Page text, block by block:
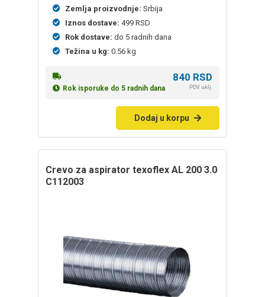
Zemlja proizvodnje: Srbija
Iznos dostave: 499 RSD
Rok dostave: do 5 radnih dana
Težina u kg: 0.56 kg
Rok isporuke do 5 radnih dana
840 RSD
PDV uklj.
Dodaj u korpu
Crevo za aspirator texoflex AL 200 3.0
C112003